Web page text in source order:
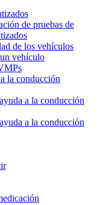
de pruebas de
de los vehículos
vehículo
la conducción
a la conducción
a la conducción